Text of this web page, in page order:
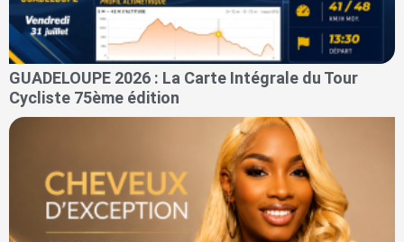
GUADELOUPE 2026 : La Carte Intégrale du Tour
Cycliste 75ème édition